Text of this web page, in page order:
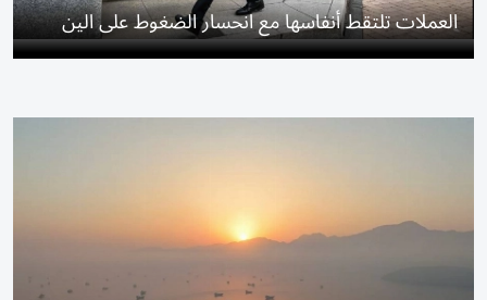
العملات تلتقط أنفاسها مع انحسار الضغوط على الين